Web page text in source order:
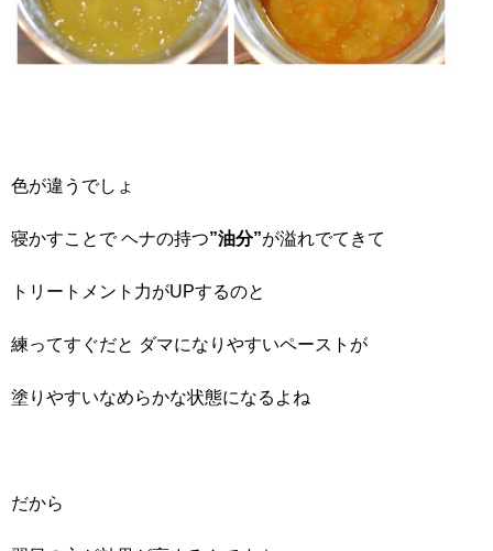
色が違うでしょ
寝かすことで ヘナの持つ”油分”が溢れでてきて
トリートメント力がUPするのと
練ってすぐだと ダマになりやすいペーストが
塗りやすいなめらかな状態になるよね
だから